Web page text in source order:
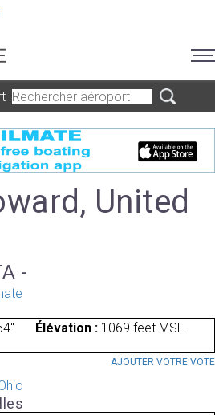
United
-
Élévation : 1069 feet MSL.
AJOUTER VOTRE VOTE